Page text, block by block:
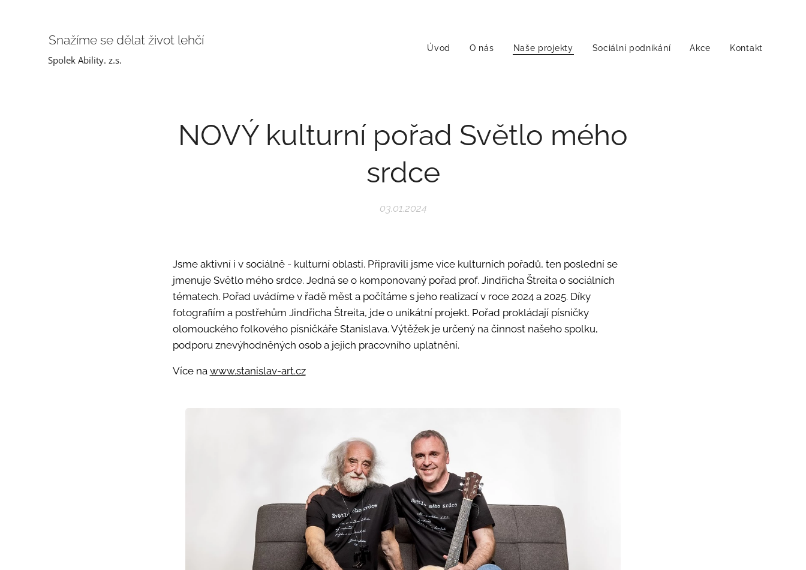
Snažíme se dělat život lehčí
Spolek Ability. z.s.
Úvod O nás Naše projekty Sociální podnikání Akce Kontakt
NOVÝ kulturní pořad Světlo mého
srdce
03.01.2024
Jsme aktivní i v sociálně - kulturní oblasti. Připravili jsme více kulturních pořadů, ten poslední se
jmenuje Světlo mého srdce. Jedná se o komponovaný pořad prof. Jindřicha Štreita o sociálních
tématech. Pořad uvádíme v řadě měst a počítáme s jeho realizací v roce 2024 a 2025. Díky
fotografiím a postřehům Jindřicha Štreita, jde o unikátní projekt. Pořad prokládají písničky
olomouckého folkového písničkáře Stanislava. Výtěžek je určený na činnost našeho spolku,
podporu znevýhodněných osob a jejich pracovního uplatnění.
Více na www.stanislav-art.cz